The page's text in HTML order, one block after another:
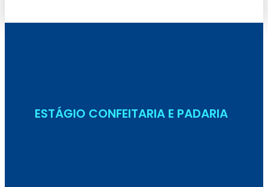
ESTÁGIO CONFEITARIA E PADARIA